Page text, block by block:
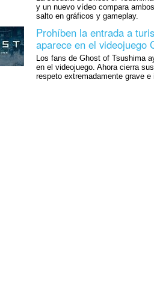
y un nuevo vídeo compara
salto en gráficos y gameplay.
Prohíben la entrada a
aparece en el videojuego
Los fans de Ghost of Tsushima
en el videojuego. Ahora cierra
respeto extremadamente grave e